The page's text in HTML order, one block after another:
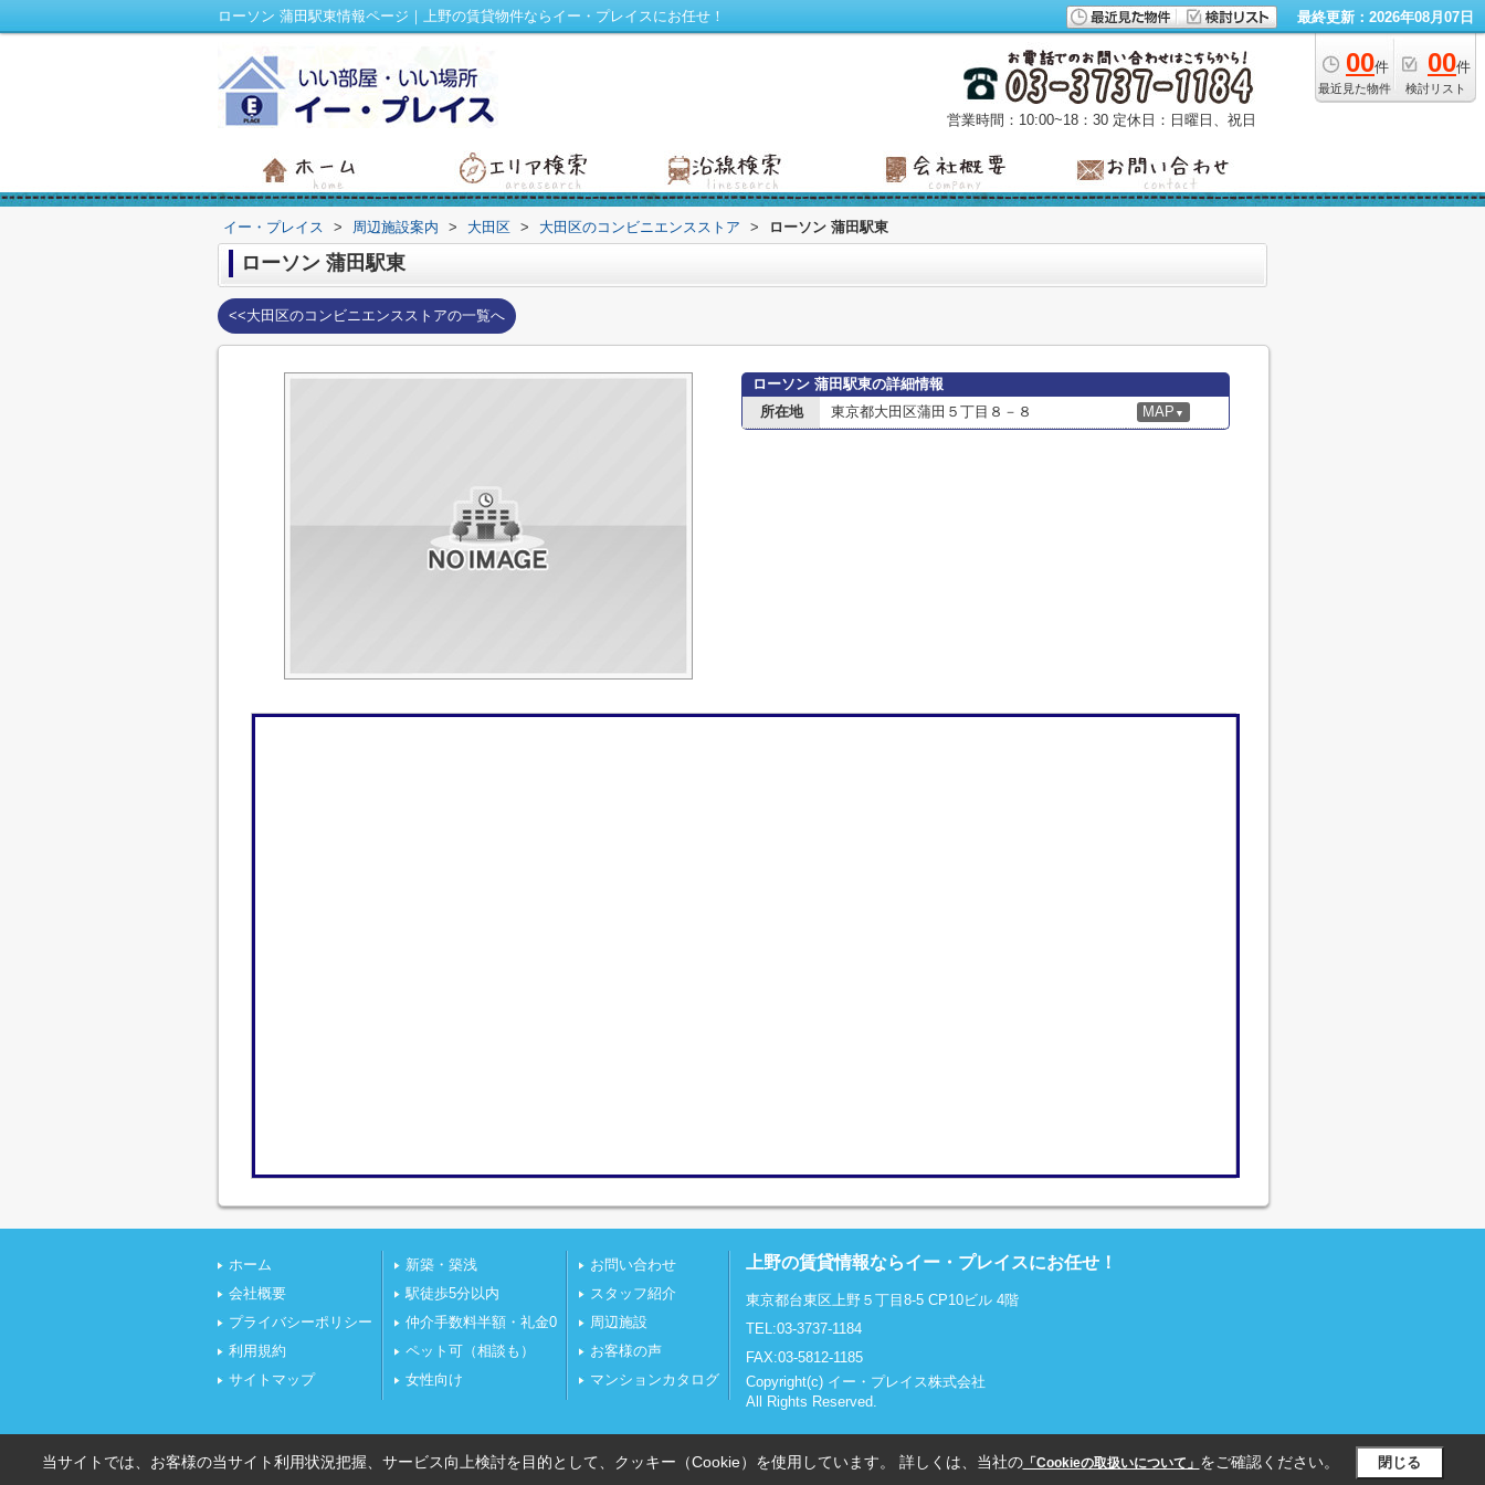
ローソン 蒲田駅東情報ページ｜上野の賃貸物件ならイー・プレイスにお任せ！ 最終更新：2026年08月07日
00件
最近見た物件
00件
検討リスト
営業時間：10:00~18：30 定休日：日曜日、祝日
イー・プレイス > 周辺施設案内 > 大田区 > 大田区のコンビニエンスストア > ローソン 蒲田駅東
ローソン 蒲田駅東
<<大田区のコンビニエンスストアの一覧へ
ローソン 蒲田駅東の詳細情報
所在地
東京都大田区蒲田５丁目８－８ MAP ▼
ホーム
会社概要
プライバシーポリシー
利用規約
サイトマップ
新築・築浅
駅徒歩5分以内
仲介手数料半額・礼金0
ペット可（相談も）
女性向け
お問い合わせ
スタッフ紹介
周辺施設
お客様の声
マンションカタログ
上野の賃貸情報ならイー・プレイスにお任せ！
東京都台東区上野５丁目8-5 CP10ビル 4階
TEL:03-3737-1184
FAX:03-5812-1185
Copyright(c) イー・プレイス株式会社
All Rights Reserved.
当サイトでは、お客様の当サイト利用状況把握、サービス向上検討を目的として、クッキー（Cookie）を使用しています。 詳しくは、当社の「Cookieの取扱いについて」 をご確認ください。 閉じる